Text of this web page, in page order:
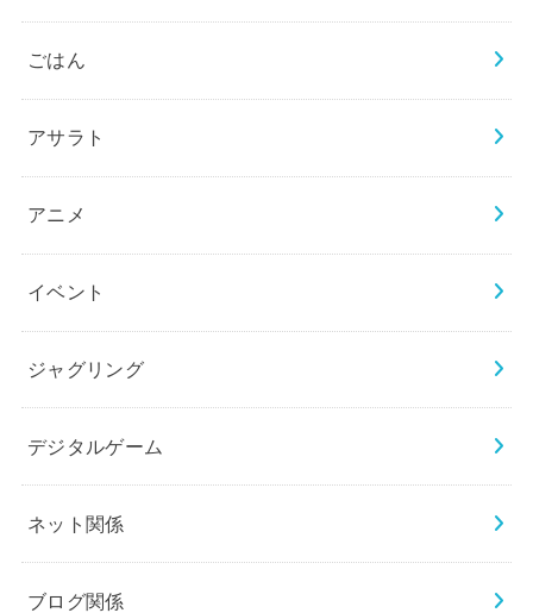
ごはん
アサラト
アニメ
イベント
ジャグリング
デジタルゲーム
ネット関係
ブログ関係